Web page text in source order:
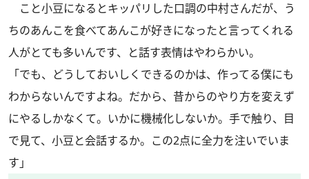
こと小豆になるとキッパリした口調の中村さんだが、う
ちのあんこを食べてあんこが好きになったと言ってくれる
人がとても多いんです、と話す表情はやわらかい。
「でも、どうしておいしくできるのかは、作ってる僕にも
わからないんですよね。だから、昔からのやり方を変えず
にやるしかなくて。いかに機械化しないか。手で触り、目
で見て、小豆と会話するか。この2点に全力を注いでいま
す」